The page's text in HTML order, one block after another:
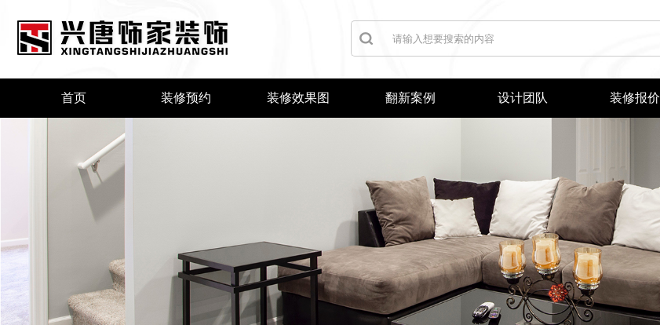
首页 装修预约 装修效果图 翻新案例 设计团队 装修报价